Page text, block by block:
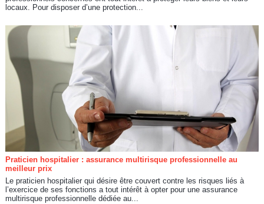
locaux. Pour disposer d’une protection...
Praticien hospitalier : assurance multirisque professionnelle au
meilleur prix
Le praticien hospitalier qui désire être couvert contre les risques liés à
l’exercice de ses fonctions a tout intérêt à opter pour une assurance
multirisque professionnelle dédiée au...